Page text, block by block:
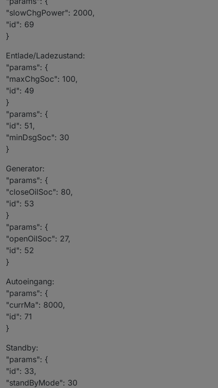
"slowChgPower": 2000,
"id": 69
}
Entlade/Ladezustand:
"params": {
"maxChgSoc": 100,
"id": 49
}
"params": {
"id": 51,
"minDsgSoc": 30
}
Generator:
"params": {
"closeOilSoc": 80,
"id": 53
}
"params": {
"openOilSoc": 27,
"id": 52
}
Autoeingang:
"params": {
"currMa": 8000,
"id": 71
}
Standby:
"params": {
"id": 33,
"standByMode": 30